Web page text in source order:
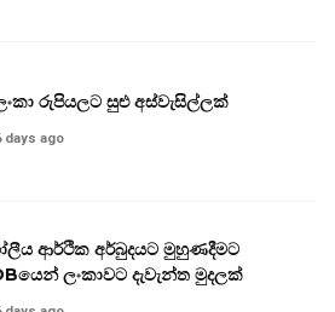
ලංකා රුපියලට සුළු අස්වැසිල්ලක්
days ago
ආර්ථික අර්බුදයට මුහුණදීමට
ලංකාවට දැවැන්ත මුදලක්